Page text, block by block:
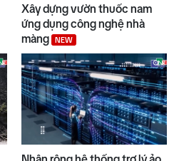
Xây dựng vườn thuốc nam
ứng dụng công nghệ nhà
màng
NEW